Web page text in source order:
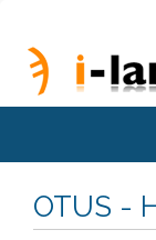
OTUS -